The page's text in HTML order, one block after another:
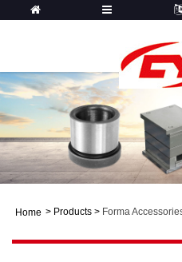
Home > Products > Forma